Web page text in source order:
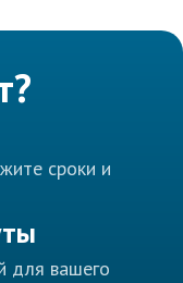
сроки и
для вашего